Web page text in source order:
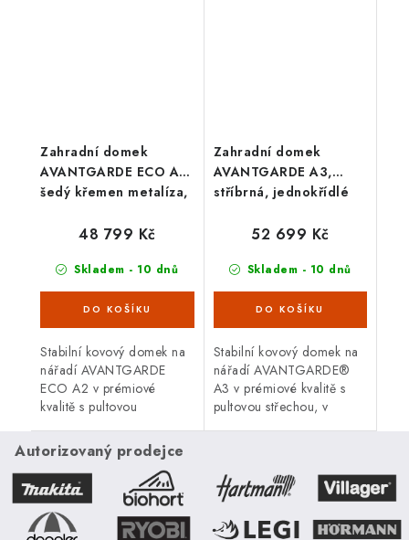
Zahradní domek
AVANTGARDE ECO A2,
šedý křemen metalíza,
Skladem - 10 dnů
48 799 Kč
Stabilní kovový domek na
nářadí AVANTGARDE
ECO A2 v prémiové
kvalitě s pultovou
metalíza šedý křemen s
dvoukřídlými dveřmi.
Vnější rozměry...
Zahradní domek
AVANTGARDE A3,
stříbrná, jednokřídlé
Skladem - 10 dnů
52 699 Kč
Stabilní kovový domek na
nářadí AVANTGARDE®
A3 v prémiové kvalitě s
pultovou střechou, v
180 x d...
Autorizovaný prodejce